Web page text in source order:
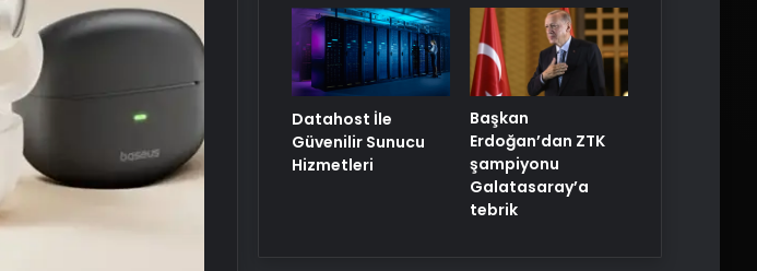
Datahost İle
Güvenilir Sunucu
Hizmetleri
Başkan
Erdoğan’dan ZTK
şampiyonu
Galatasaray’a
tebrik